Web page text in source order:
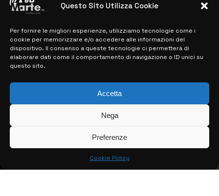
Questo Sito Utilizza Cookie
Per fornire le migliori esperienze, utilizziamo tecnologie come i
cookie per memorizzare e/o accedere alle informazioni del
dispositivo. Il consenso a queste tecnologie ci permetterà di
elaborare dati come il comportamento di navigazione o ID unici su
questo sito.
Accetta
Nega
Preferenze
Cookie Policy
MAPPA DEL SITO
> NOTIZIE